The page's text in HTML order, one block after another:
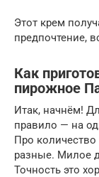
Этот крем
предпочтение,
Как
пирожное
Итак, начнём!
правило — на
Про количество
разные. Милое
Точность это